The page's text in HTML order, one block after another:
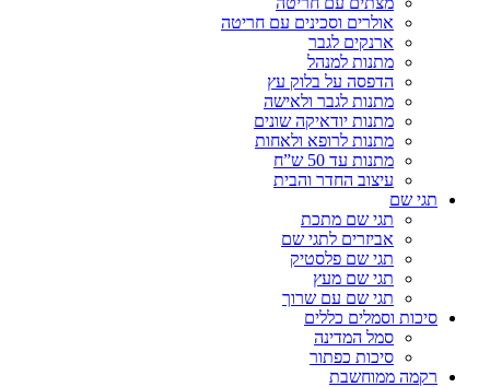
אולרים וסכינים עם חריטה
ארנקים לגבר
מתנות למנהל
הדפסה על בלוק עץ
מתנות לגבר ולאישה
מתנות יודאיקה שונים
מתנות לרופא ולאחות
מתנות עד 50 ש”ח
עיצוב החדר והבית
תגי שם
תגי שם מתכת
אביזרים לתגי שם
תגי שם פלסטיק
תגי שם מעץ
תגי שם עם שרוך
סיכות וסמלים כללים
סמל המדינה
סיכות כפתור
רקמה ממוחשבת